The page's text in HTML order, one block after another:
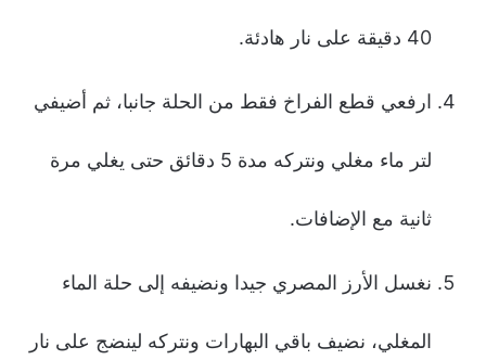
40 دقيقة على نار هادئة.
ارفعي قطع الفراخ فقط من الحلة جانبا، ثم أضيفي
لتر ماء مغلي ونتركه مدة 5 دقائق حتى يغلي مرة
ثانية مع الإضافات.
نغسل الأرز المصري جيدا ونضيفه إلى حلة الماء
المغلي، نضيف باقي البهارات ونتركه لينضج على نار